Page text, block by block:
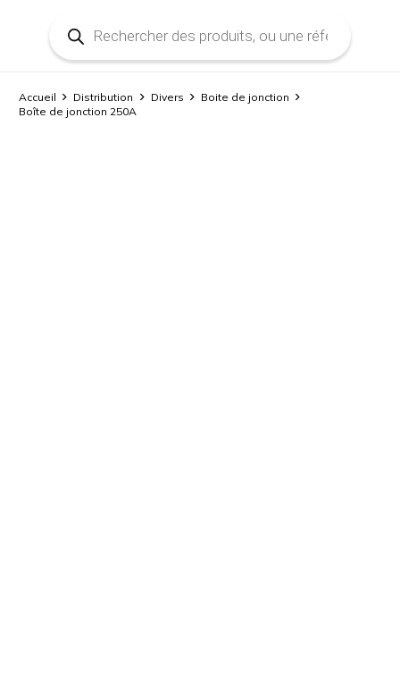
produits
Accueil Distribution Divers
Boite de jonction
Boîte de jonction 250A